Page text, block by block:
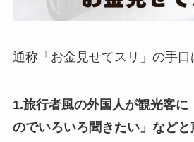
通称「お金見せてスリ」の手
1.旅行者風の外国人が観光客に
のでいろいろ聞きたい」など